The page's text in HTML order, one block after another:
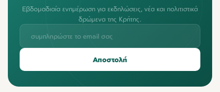
Εβδομαδιαία ενημέρωση για εκδηλώσεις, νέα και πολιτιστικά
δρώμενα της Κρήτης.
Αποστολή